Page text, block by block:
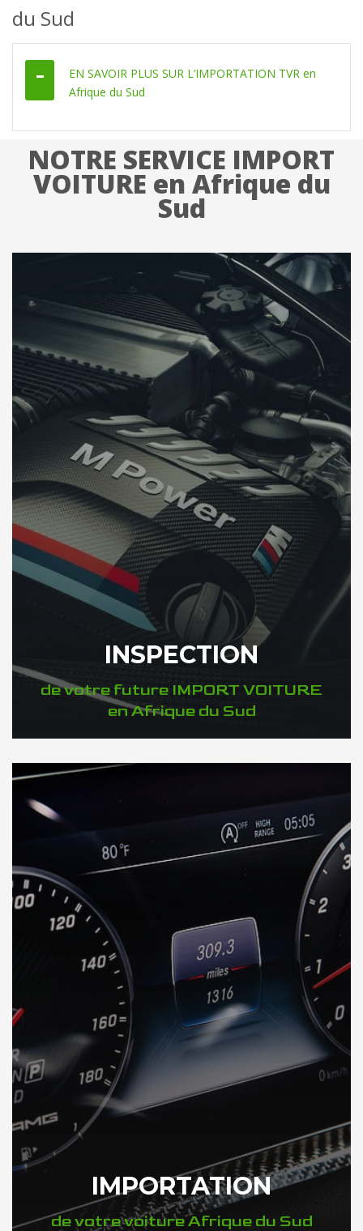
du Sud
EN SAVOIR PLUS SUR L’IMPORTATION TVR en
Afrique du Sud
NOTRE SERVICE IMPORT
VOITURE en Afrique du
Sud
INSPECTION
de votre future IMPORT VOITURE
en Afrique du Sud
DÉCOUVREZ VOTRE INSPECTION AUTO en Afrique du Sud
IMPORTATION
de votre voiture Afrique du Sud